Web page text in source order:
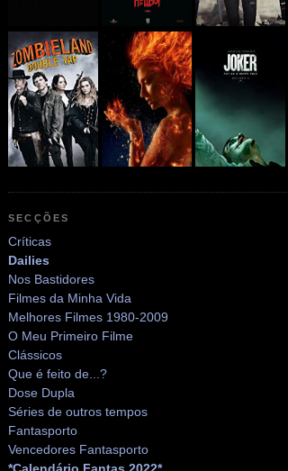
SECÇÕES
Críticas
Dailies
Nos Bastidores
Filmes da Minha Vida
Melhores Filmes 1980-2009
O Meu Primeiro Filme
Clássicos
Que é feito de...?
Dose Dupla
Séries de outros tempos
Fantasporto
Vencedores Fantasporto